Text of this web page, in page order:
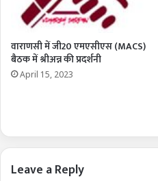
वाराणसी में जी20 एमएसीएस (MACS)
बैठक में श्रीअन्न की प्रदर्शनी
April 15, 2023
Leave a Reply